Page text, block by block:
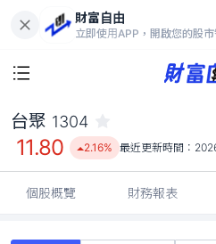
財富自由
立即使用APP，開啟您的股市
11.80
台聚 1304
11.80 2.16% 最近更新時間：
個股概覽 財務報表